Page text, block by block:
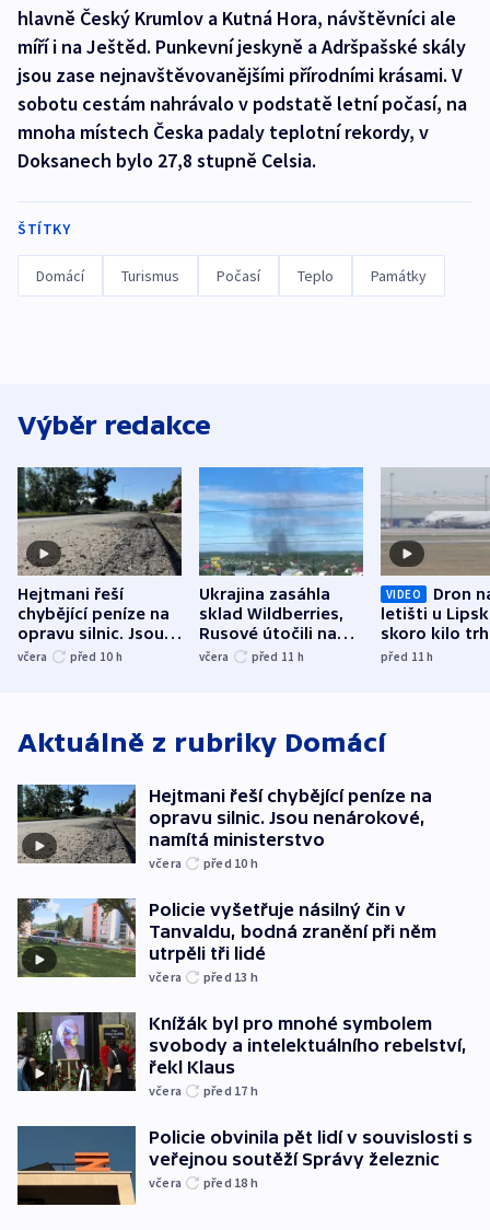
hlavně Český Krumlov a Kutná Hora, návštěvníci ale
míří i na Ještěd. Punkevní jeskyně a Adršpašské skály
jsou zase nejnavštěvovanějšími přírodními krásami. V
sobotu cestám nahrávalo v podstatě letní počasí, na
mnoha místech Česka padaly teplotní rekordy, v
Doksanech bylo 27,8 stupně Celsia.
ŠTÍTKY
Domácí Turismus Počasí Teplo Památky
Výběr redakce
Hejtmani řeší
chybějící peníze na
opravu silnic. Jsou
nenárokové, namítá
včera před 10 h
Ukrajina zasáhla
sklad Wildberries,
Rusové útočili na
trh, hasiče či
včera před 11 h
VIDEO
Dron
letišti u
skoro kilo
indicie
před 11h
Aktuálně z rubriky Domácí
Hejtmani řeší chybějící peníze na
opravu silnic. Jsou nenárokové,
namítá ministerstvo
včera před 10 h
Policie vyšetřuje násilný čin v
Tanvaldu, bodná zranění při něm
utrpěli tři lidé
včera před 13 h
Knížák byl pro mnohé symbolem
svobody a intelektuálního rebelství,
řekl Klaus
včera před 17 h
Policie obvinila pět lidí v souvislosti s
veřejnou soutěží Správy železnic
včera před 18 h